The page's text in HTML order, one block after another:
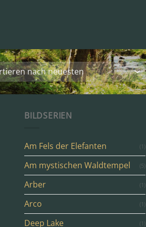
BILDSERIEN
Am Fels der Elefanten (1)
Am mystischen Waldtempel (5)
Arber (1)
Arco (1)
Deep Lake (1)